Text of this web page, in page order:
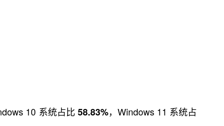
10 系统占比 58.83%，Windows 11 系统占